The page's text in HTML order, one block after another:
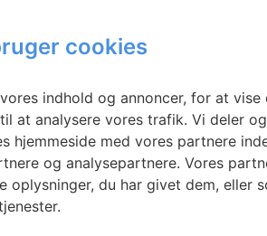
cookies
indhold og annoncer, for at vise
at analysere vores trafik. Vi deler
hjemmeside med vores partnere
og analysepartnere. Vores
oplysninger, du har givet dem, eller